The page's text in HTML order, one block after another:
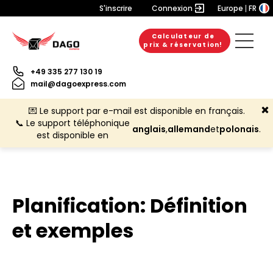
S'inscrire Connexion Europe FR
Calculateur de
prix & réservation!
+49 335 277 130 19
mail@dagoexpress.com
💌 Le support par e-mail est disponible en français.
📞 Le support téléphonique
est disponible en
anglais,allemandetpolonais.
Planification: Définition
et exemples